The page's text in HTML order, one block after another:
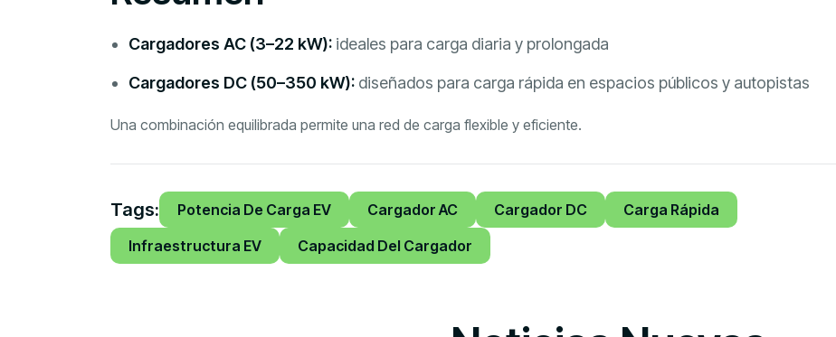
Cargadores AC (3–22 kW): ideales para carga diaria y prolongada
Cargadores DC (50–350 kW): diseñados para carga rápida en espacios públicos y autopistas
Una combinación equilibrada permite una red de carga flexible y eficiente.
Tags: Potencia De Carga EV Cargador AC Cargador DC
Carga Rápida
Infraestructura EV
Capacidad Del Cargador